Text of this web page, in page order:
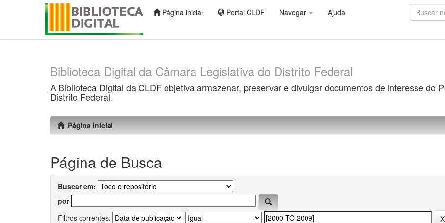
Página inicial Portal CLDF Navegar Ajuda
Biblioteca Digital da Câmara Legislativa do Distrito Federal
A Biblioteca Digital da CLDF objetiva armazenar, preservar e divulgar documentos de interesse do
Distrito Federal.
Página inicial
Página de Busca
Buscar em:
por
Filtros correntes: